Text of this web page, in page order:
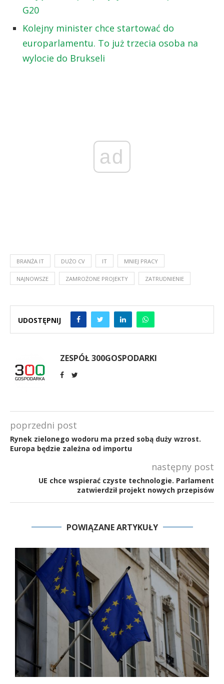
G20
Kolejny minister chce startować do
europarlamentu. To już trzecia osoba na
wylocie do Brukseli
ad
BRANŻA IT DUŻO CV IT MNIEJ PRACY
NAJNOWSZE ZAMROŻONE PROJEKTY ZATRUDNIENIE
UDOSTĘPNIJ
ZESPÓŁ 300GOSPODARKI
poprzedni post
Rynek zielonego wodoru ma przed sobą duży wzrost.
Europa będzie zależna od importu
następny post
UE chce wspierać czyste technologie. Parlament
zatwierdził projekt nowych przepisów
POWIĄZANE ARTYKUŁY